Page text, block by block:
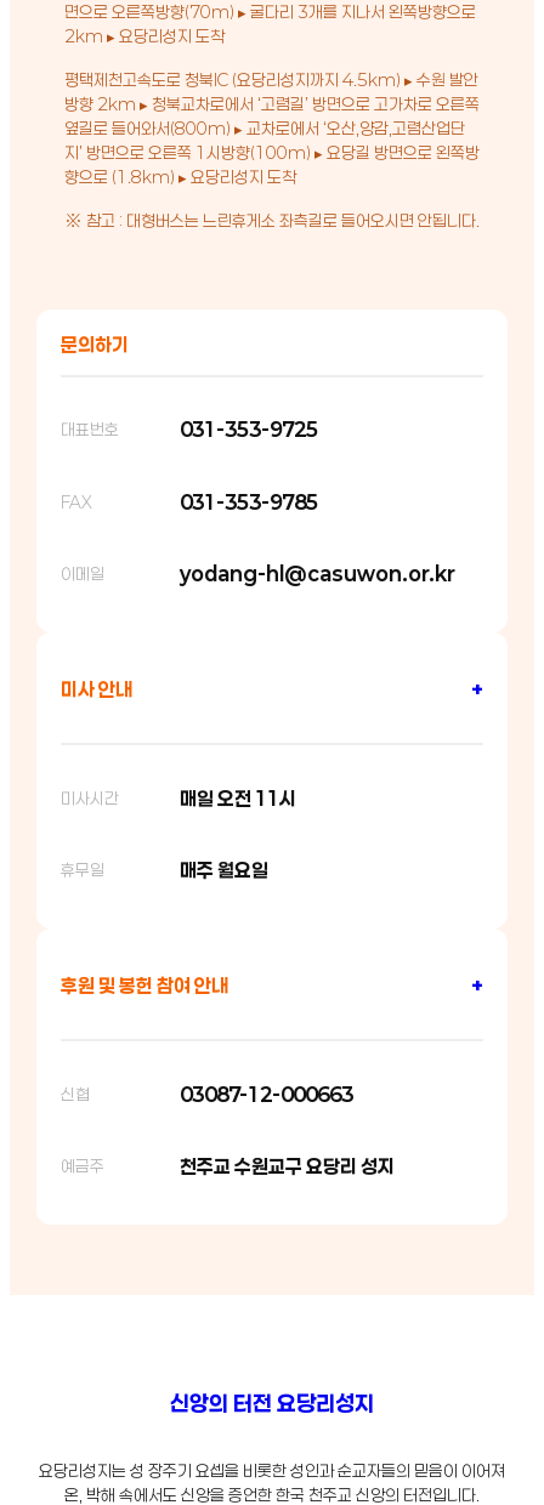
면으로 오른쪽방향(70m) ▸ 굴다리 3개를 지나서 왼쪽방향으로
2km ▸ 요당리성지 도착
평택제천고속도로 청북IC (요당리성지까지 4.5km) ▸ 수원 발안
방향 2km ▸ 청북교차로에서 ‘고렴길’ 방면으로 고가차로 오른쪽
옆길로 들어와서(800m) ▸ 교차로에서 ‘오산,양감,고렴산업단
지’ 방면으로 오른쪽 1시방향(100m) ▸ 요당길 방면으로 왼쪽방
향으로 (1.8km) ▸ 요당리성지 도착
※ 참고 : 대형버스는 느린휴게소 좌측길로 들어오시면 안됩니다.
문의하기
대표번호 031-353-9725
FAX 031-353-9785
이메일 yodang-hl@casuwon.or.kr
미사 안내 +
미사시간 매일 오전 11시
휴무일 매주 월요일
후원 및 봉헌 참여 안내 +
신협 03087-12-000663
예금주 천주교 수원교구 요당리 성지
신앙의 터전 요당리성지
요당리성지는 성 장주기 요셉을 비롯한 성인과 순교자들의 믿음이 이어져
온, 박해 속에서도 신앙을 증언한 한국 천주교 신앙의 터전입니다.